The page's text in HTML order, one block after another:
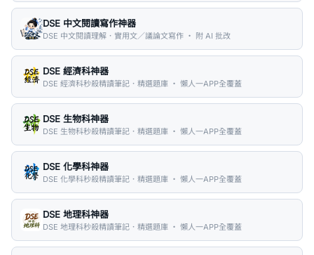
DSE 中文閱讀寫作神器
DSE 中文閱讀理解．實用文／議論文寫作 ・ 附 AI 批改
DSE 經濟科神器
DSE 經濟科秒殺精讀筆記．精選題庫 ・ 懶人一APP全覆蓋
DSE 生物科神器
DSE 生物科秒殺精讀筆記．精選題庫 ・ 懶人一APP全覆蓋
DSE 化學科神器
DSE 化學科秒殺精讀筆記．精選題庫 ・ 懶人一APP全覆蓋
DSE 地理科神器
DSE 地理科秒殺精讀筆記．精選題庫 ・ 懶人一APP全覆蓋